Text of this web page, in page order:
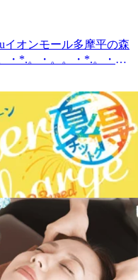
。・。。・*.。・
のオオタです。連日暑
でしょうか？7月も約1ヵ
はないでしょうか？こ
冷やし過ぎてしまった
にボディケアを受けて
！本日まだ空きがござい
良い1日をお過ごしくだ
・。 。。・*.。・*.。・
』を取り入れたリラク
時00分～21時(20時20分
イオンモール多摩平の
森店〈アクセス〉JR中
野駅・立川駅からもア
ご利用がオススメ♪飛
館から徒歩10分圏内。
インで△や×と表示され
す。お気軽にお問い合わ
イオンモール多摩平の森
・*.。・。。・*.。・
案内可能となっており
*.。・。。・*.。・
のオオタです。連日暑
でしょうか？7月も約1ヵ
はないでしょうか？こ
で冷やし過ぎてしまった
会にボディケアを受けて
本日まだ空きがござい
良い1日をお過ごしくだ
・。 。。・*.。・*.。・
』を取り入れたリラク
00分～21時(20時20分
1 イオンモール多摩平の
オンモール多摩平の森
*.。・。。・*.。・
せです!以下の時間帯に
17:0018:00-20:00 がご案